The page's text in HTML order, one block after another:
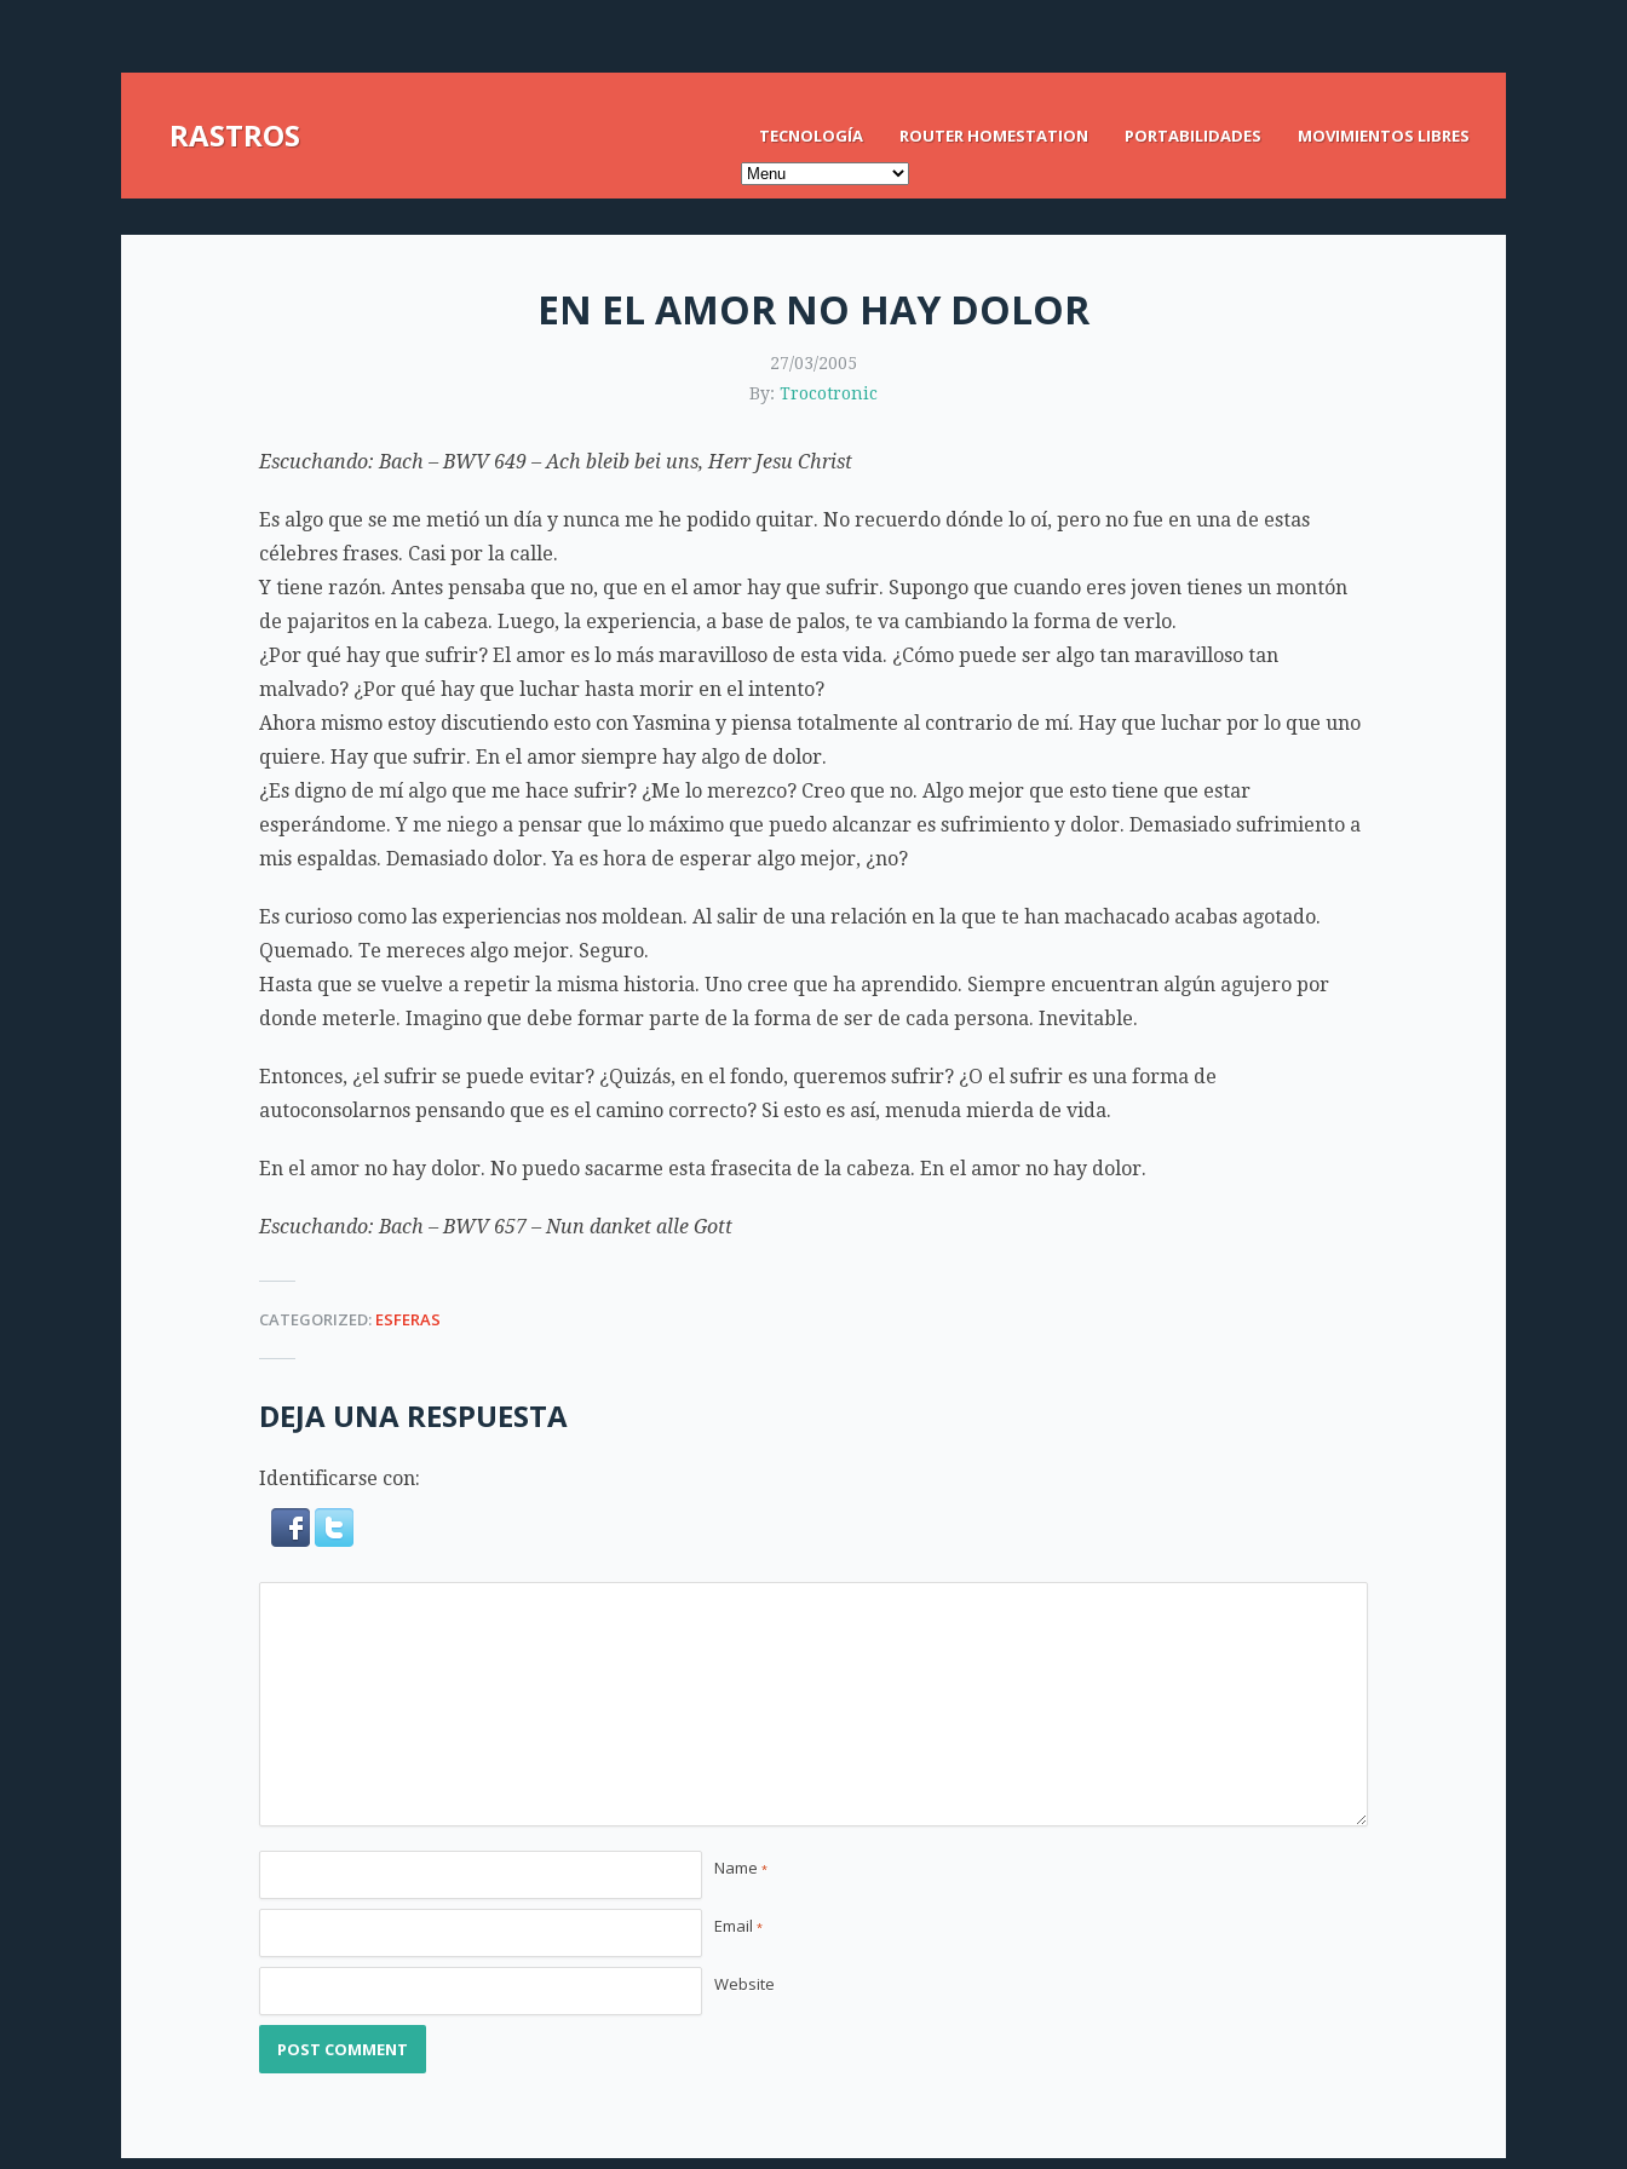
RASTROS TECNOLOGÍA ROUTER HOMESTATION PORTABILIDADES MOVIMIENTOS LIBRES
EN EL AMOR NO HAY DOLOR
27/03/2005
By: Trocotronic
Escuchando: Bach – BWV 649 – Ach bleib bei uns, Herr Jesu Christ
Es algo que se me metió un día y nunca me he podido quitar. No recuerdo dónde lo oí, pero no fue en una de estas
célebres frases. Casi por la calle.
Y tiene razón. Antes pensaba que no, que en el amor hay que sufrir. Supongo que cuando eres joven tienes un montón
de pajaritos en la cabeza. Luego, la experiencia, a base de palos, te va cambiando la forma de verlo.
¿Por qué hay que sufrir? El amor es lo más maravilloso de esta vida. ¿Cómo puede ser algo tan maravilloso tan
malvado? ¿Por qué hay que luchar hasta morir en el intento?
Ahora mismo estoy discutiendo esto con Yasmina y piensa totalmente al contrario de mí. Hay que luchar por lo que uno
quiere. Hay que sufrir. En el amor siempre hay algo de dolor.
¿Es digno de mí algo que me hace sufrir? ¿Me lo merezco? Creo que no. Algo mejor que esto tiene que estar
esperándome. Y me niego a pensar que lo máximo que puedo alcanzar es sufrimiento y dolor. Demasiado sufrimiento a
mis espaldas. Demasiado dolor. Ya es hora de esperar algo mejor, ¿no?
Es curioso como las experiencias nos moldean. Al salir de una relación en la que te han machacado acabas agotado.
Quemado. Te mereces algo mejor. Seguro.
Hasta que se vuelve a repetir la misma historia. Uno cree que ha aprendido. Siempre encuentran algún agujero por
donde meterle. Imagino que debe formar parte de la forma de ser de cada persona. Inevitable.
Entonces, ¿el sufrir se puede evitar? ¿Quizás, en el fondo, queremos sufrir? ¿O el sufrir es una forma de
autoconsolarnos pensando que es el camino correcto? Si esto es así, menuda mierda de vida.
En el amor no hay dolor. No puedo sacarme esta frasecita de la cabeza. En el amor no hay dolor.
Escuchando: Bach – BWV 657 – Nun danket alle Gott
CATEGORIZED: ESFERAS
DEJA UNA RESPUESTA
Identificarse con:
Name*
Email*
Website